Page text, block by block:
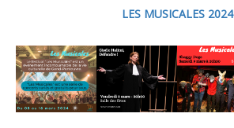
LES MUSICALES 2024